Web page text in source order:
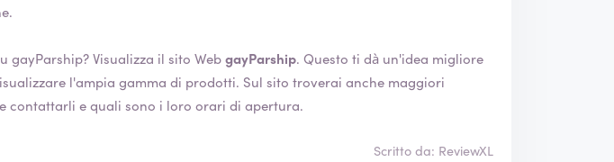
Vuoi saperne di più su gayParship? Visualizza il sito WebgayParship. Questo ti dà un'idea migliore
gamma di prodotti. Sul sito troverai anche maggiori
contattarli e quali sono i loro orari di apertura.
Scritto da: ReviewXL